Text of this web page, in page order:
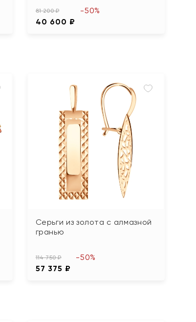
81 200 ₽
40 600 ₽
-50%
Серьги из золота с алмазной
гранью
114 750 ₽
57 375 ₽
-50%